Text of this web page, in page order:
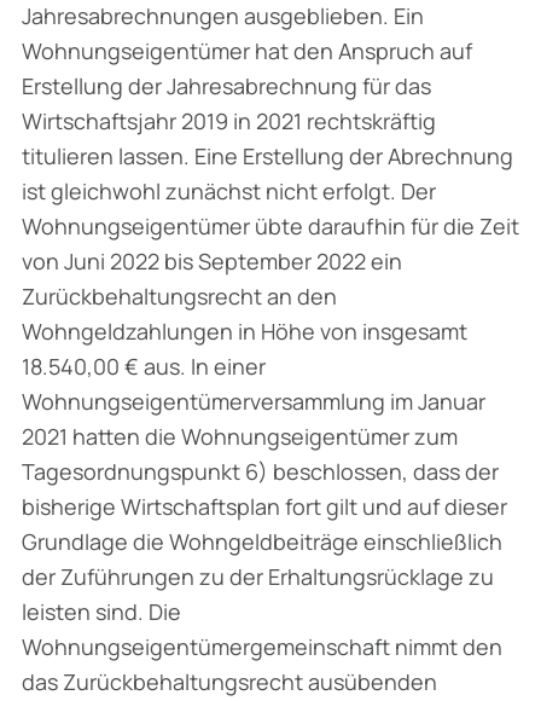
Jahresabrechnungen ausgeblieben. Ein
Wohnungseigentümer hat den Anspruch auf
Erstellung der Jahresabrechnung für das
Wirtschaftsjahr 2019 in 2021 rechtskräftig
titulieren lassen. Eine Erstellung der Abrechnung
ist gleichwohl zunächst nicht erfolgt. Der
Wohnungseigentümer übte daraufhin für die Zeit
von Juni 2022 bis September 2022 ein
Zurückbehaltungsrecht an den
Wohngeldzahlungen in Höhe von insgesamt
18.540,00 € aus. In einer
Wohnungseigentümerversammlung im Januar
2021 hatten die Wohnungseigentümer zum
Tagesordnungspunkt 6) beschlossen, dass der
bisherige Wirtschaftsplan fort gilt und auf dieser
Grundlage die Wohngeldbeiträge einschließlich
der Zuführungen zu der Erhaltungsrücklage zu
leisten sind. Die
Wohnungseigentümergemeinschaft nimmt den
das Zurückbehaltungsrecht ausübenden